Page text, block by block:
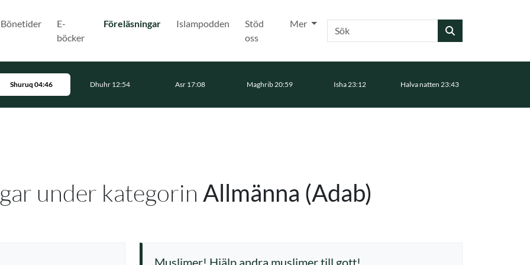
Bönetider
E-
böcker
Föreläsningar(Nuvarande)
Islampodden
Stöd
oss
Mer Sök
Shuruq 04:46 Dhuhr 12:54 Asr 17:08 Maghrib 20:59 Isha 23:12 Halva natten 23:43
under kategorin Allmänna (Adab)
Muslimer! Hjälp andra muslimer till gott!